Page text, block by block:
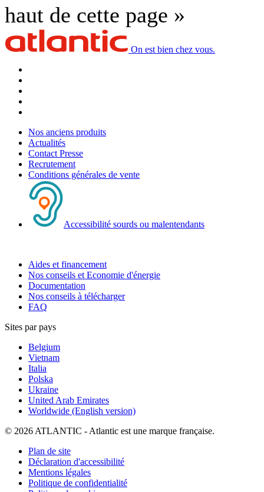
haut de cette page »
On est bien chez vous.
Nos anciens produits
Actualités
Contact Presse
Recrutement
Conditions générales de vente
Accessibilité sourds ou malentendants
Aides et financement
Nos conseils et Economie d'énergie
Documentation
Nos conseils à télécharger
FAQ
Sites par pays
Belgium
Vietnam
Italia
Polska
Ukraine
United Arab Emirates
Worldwide (English version)
© 2026 ATLANTIC - Atlantic est une marque française.
Plan de site
Déclaration d'accessibilité
Mentions légales
Politique de confidentialité